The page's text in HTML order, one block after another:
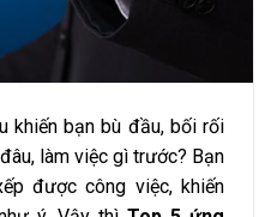
khiến bạn bù đầu, bối rối
làm việc gì trước? Bạn
được công việc, khiến